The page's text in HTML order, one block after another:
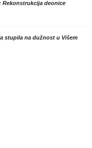
Rekonstrukcija deonice
stupila na dužnost u Višem